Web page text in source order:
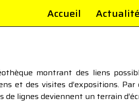
Accueil
montrant des liens
et des visites d’expositions.
lignes deviennent un terrain